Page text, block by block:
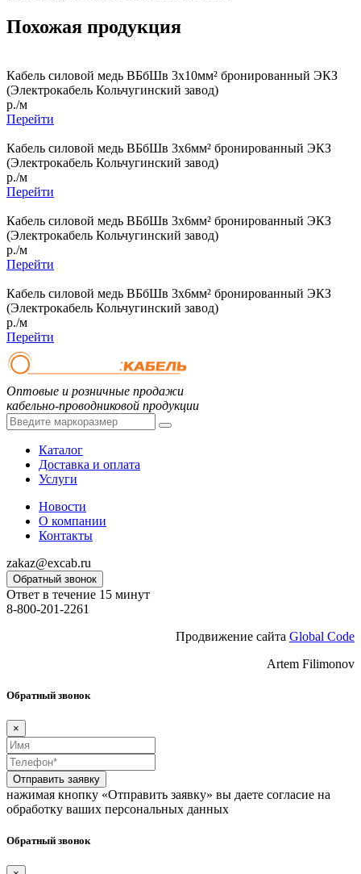
Похожая продукция
Кабель силовой медь ВБбШв 3x10мм² бронированный ЭКЗ
(Электрокабель Кольчугинский завод)
р./м
Перейти
Кабель силовой медь ВБбШв 3x6мм² бронированный ЭКЗ
(Электрокабель Кольчугинский завод)
р./м
Перейти
Кабель силовой медь ВБбШв 3x6мм² бронированный ЭКЗ
(Электрокабель Кольчугинский завод)
р./м
Перейти
Кабель силовой медь ВБбШв 3x6мм² бронированный ЭКЗ
(Электрокабель Кольчугинский завод)
р./м
Перейти
Оптовые и розничные продажи
кабельно-проводниковой продукции
Каталог
Доставка и оплата
Услуги
Новости
О компании
Контакты
zakaz@excab.ru
Обратный звонок
Ответ в течение 15 минут
8-800-201-2261
Продвижение сайта Global Code
Artem Filimonov
Обратный звонок
×
Отправить заявку
нажимая кнопку «Отправить заявку» вы даете согласие на
обработку ваших персональных данных
Обратный звонок